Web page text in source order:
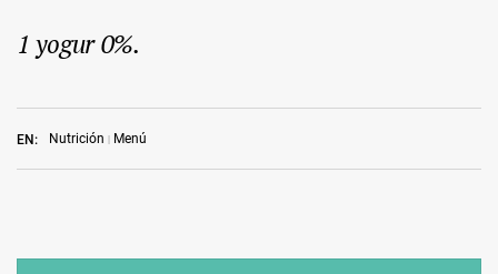
EN: Nutrición Menú
1 yogur 0%.